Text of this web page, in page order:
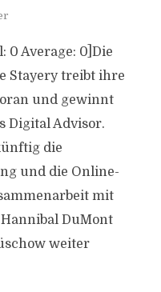
0 Average: 0]Die
Stayery treibt ihre
und gewinnt
Digital Advisor.
die
und die Online-
mit
DuMont
weiter